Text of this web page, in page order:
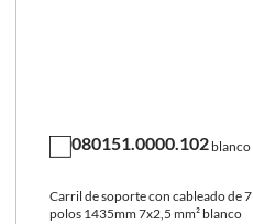
080151.0000.102 blanco
Carril de soporte con cableado de 7
polos 1435mm 7x2,5 mm² blanco